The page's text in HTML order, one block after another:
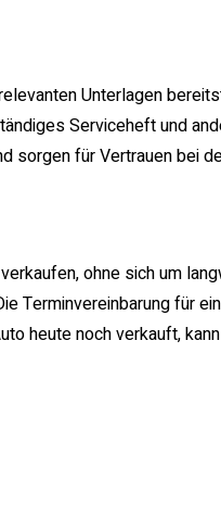
Unterlagen
Serviceheft und
sorgen für Vertrauen bei
ohne sich um
Terminvereinbarung für
heute noch verkauft,